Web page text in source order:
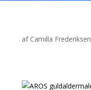
af Camilla Frederiksen